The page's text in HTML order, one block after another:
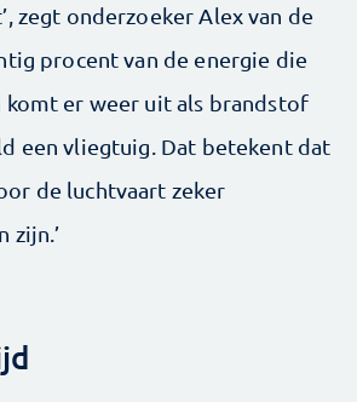
zegt onderzoeker Alex van de
procent van de energie die
komt er weer uit als brandstof
een vliegtuig. Dat betekent dat
de luchtvaart zeker
zijn.’